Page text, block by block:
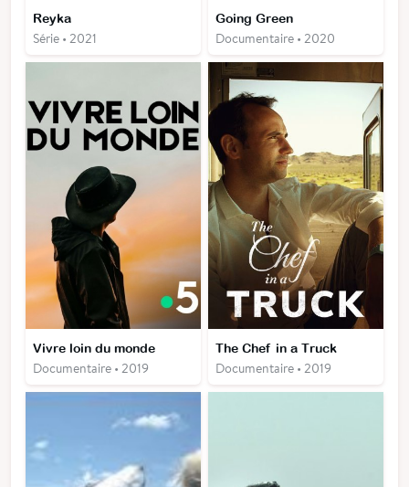
Reyka
Série • 2021
Going Green
Documentaire • 2020
Vivre loin du monde
Documentaire • 2019
The Chef in a Truck
Documentaire • 2019